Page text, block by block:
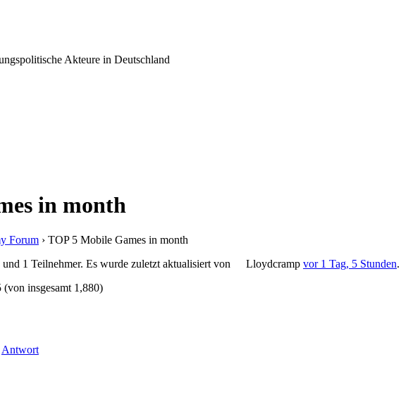
Akteure in Deutschland
in month
Forum › TOP 5 Mobile Games in month
1 Teilnehmer. Es wurde zuletzt aktualisiert von
Lloydcramp vor 1 Tag, 5 Stunden.
insgesamt 1,880)
Antwort